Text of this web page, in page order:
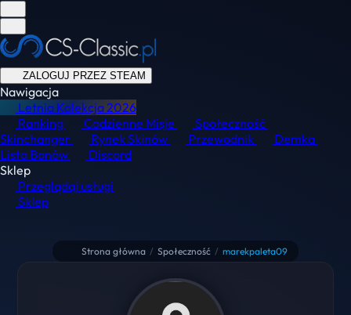
ZALOGUJ PRZEZ STEAM
Nawigacja
Letnia Kolekcja2026
Ranking
Codzienne Misje
Społeczność
Skinchanger
Rynek Skinów Przewodnik
Demka
Lista Banów
Discord
Sklep
Przeglądaj usługi
Sklep
Strona główna / Społeczność / marekpaleta09